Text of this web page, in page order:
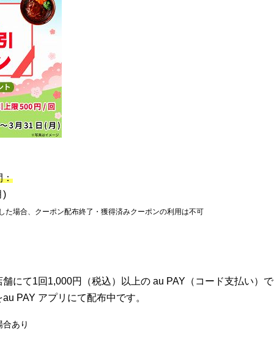
：
)
場合、クーポン配布終了・獲得済みクーポンの利用は不可
にて1回1,000円（税込）以上の au PAY（コード支払い）で
PAY アプリにて配布中です。
あり